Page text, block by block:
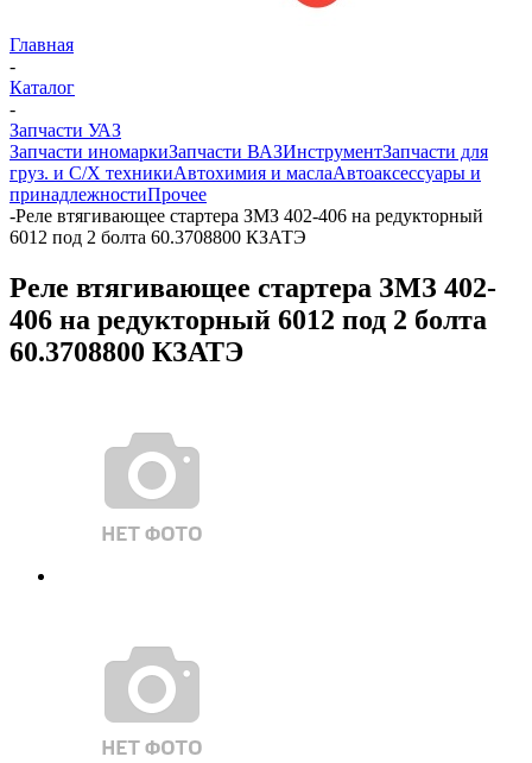
Главная
-
Каталог
-
Запчасти УАЗ
Запчасти иномаркиЗапчасти ВАЗИнструментЗапчасти для
груз. и С/Х техникиАвтохимия и маслаАвтоаксессуары и
принадлежностиПрочее
-Реле втягивающее стартера ЗМЗ 402-406 на редукторный
6012 под 2 болта 60.3708800 КЗАТЭ
Реле втягивающее стартера ЗМЗ 402-
406 на редукторный 6012 под 2 болта
60.3708800 КЗАТЭ